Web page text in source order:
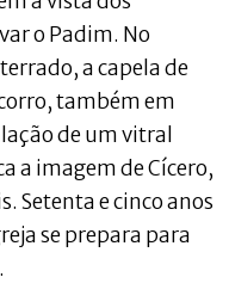
o Padim. No
a capela de
também em
de um vitral
a imagem de Cícero,
Setenta e cinco anos
se prepara para